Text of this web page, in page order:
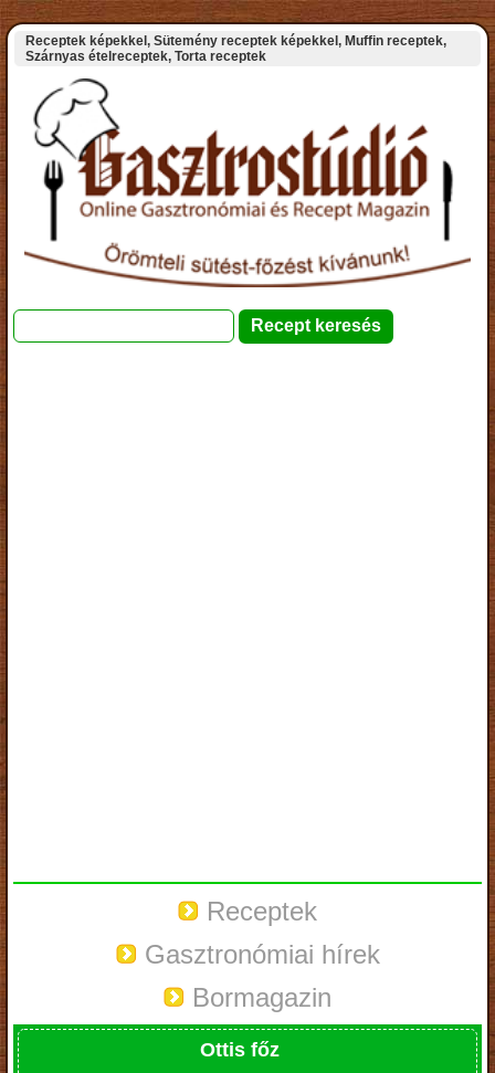
Receptek képekkel, Sütemény receptek képekkel, Muffin receptek,
Szárnyas ételreceptek, Torta receptek
Receptek
Gasztronómiai hírek
Bormagazin
Ottis főz